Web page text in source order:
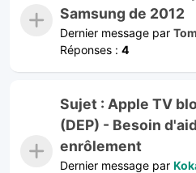
Samsung de 2012
Dernier message par
Réponses : 4
Sujet : Apple TV
(DEP) - Besoin
enrôlement
Dernier message par